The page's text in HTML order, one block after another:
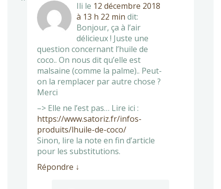
Ili le 12 décembre 2018
à 13 h 22 min dit:
Bonjour, ça à l’air
délicieux ! Juste une
question concernant l’huile de
coco.. On nous dit qu’elle est
malsaine (comme la palme).. Peut-
on la remplacer par autre chose ?
Merci
–> Elle ne l’est pas… Lire ici :
https://www.satoriz.fr/infos-
produits/lhuile-de-coco/
Sinon, lire la note en fin d’article
pour les substitutions.
Répondre ↓